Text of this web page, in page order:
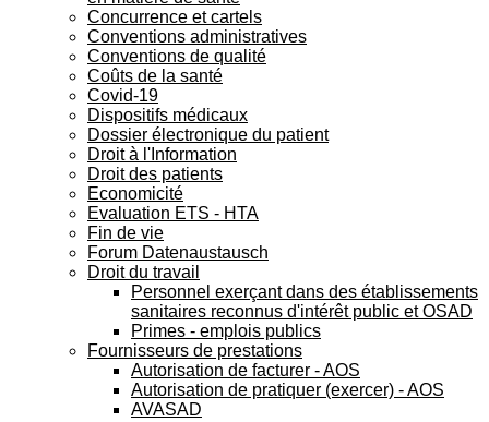
Concurrence et cartels
Conventions administratives
Conventions de qualité
Coûts de la santé
Covid-19
Dispositifs médicaux
Dossier électronique du patient
Droit à l'Information
Droit des patients
Economicité
Evaluation ETS - HTA
Fin de vie
Forum Datenaustausch
Droit du travail
Personnel exerçant dans des établissements
sanitaires reconnus d'intérêt public et OSAD
Primes - emplois publics
Fournisseurs de prestations
Autorisation de facturer - AOS
Autorisation de pratiquer (exercer) - AOS
AVASAD